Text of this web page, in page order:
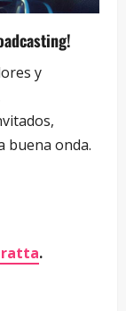
y
buena onda.
.